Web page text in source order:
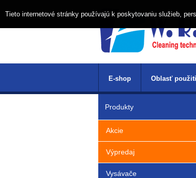
Produkty
Akcie
Výpredaj
Vysávače
E-shop Oblasť
Tieto internetové stránky používajú k poskytovaniu služieb,